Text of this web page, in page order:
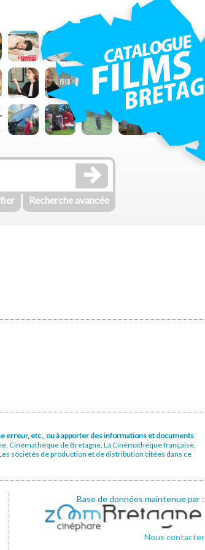
Recherche avancée
erreur, etc., ou à apporter des informations et documents
Cinémathèque de Bretagne, La Cinémathèque française,
sociétés de production et de distribution citées dans ce
Base de données maintenue par :
Nous contacter